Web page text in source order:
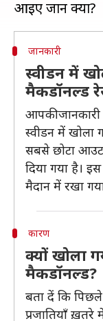
जानकारी
स्वीडन में
मैकडॉनल्ड
आपकी
स्वीडन में
सबसे छोटा
दिया गया है।
मैदान में रखा
कारण
क्यों खोला
मैकडॉनल्ड?
बता दें कि
प्रजातियाँ ख़तरे